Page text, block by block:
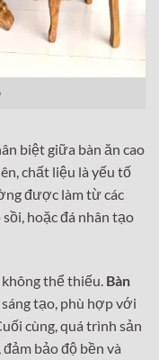
biệt giữa bàn ăn cao
chất liệu là yếu tố
được làm từ các
hoặc đá nhân tạo
thể thiếu. Bàn
tạo, phù hợp với
cùng, quá trình sản
bảo độ bền và